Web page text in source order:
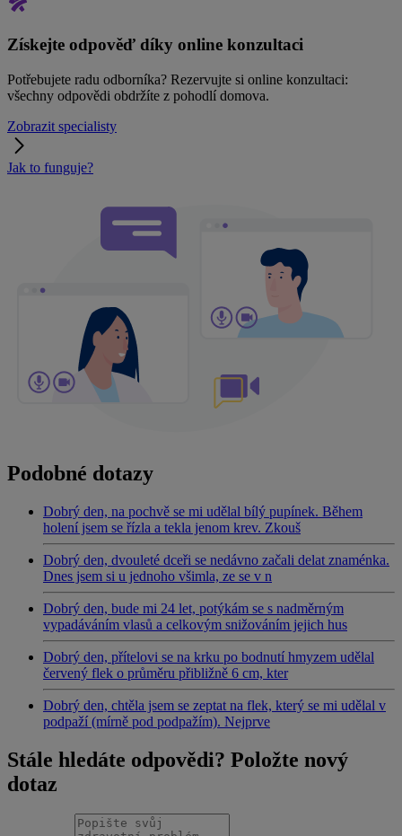
Získejte odpověď díky online konzultaci
Potřebujete radu odborníka? Rezervujte si online konzultaci:
všechny odpovědi obdržíte z pohodlí domova.
Zobrazit specialisty
Jak to funguje?
Podobné dotazy
Dobrý den, na pochvě se mi udělal bílý pupínek. Během
holení jsem se řízla a tekla jenom krev. Zkouš
Dobrý den, dvouleté dceři se nedávno začali delat znaménka.
Dnes jsem si u jednoho všimla, ze se v n
Dobrý den, bude mi 24 let, potýkám se s nadměrným
vypadáváním vlasů a celkovým snižováním jejich hus
Dobrý den, přítelovi se na krku po bodnutí hmyzem udělal
červený flek o průměru přibližně 6 cm, kter
Dobrý den, chtěla jsem se zeptat na flek, který se mi udělal v
podpaží (mírně pod podpažím). Nejprve
Stále hledáte odpovědi? Položte nový
dotaz